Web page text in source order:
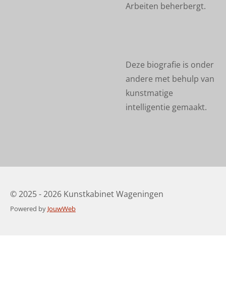
Arbeiten beherbergt.
Deze biografie is onder
andere met behulp van
kunstmatige
intelligentie gemaakt.
© 2025 - 2026 Kunstkabinet Wageningen
Powered by JouwWeb